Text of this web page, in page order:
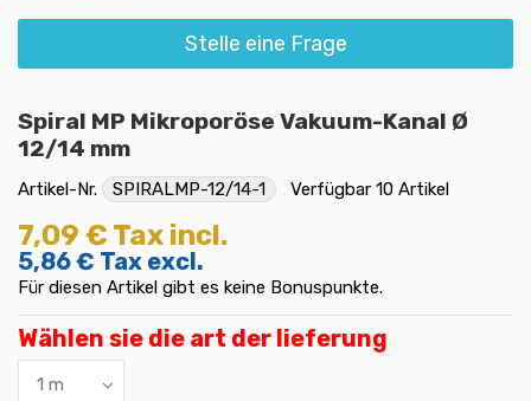
Stelle eine Frage
Spiral MP Mikroporöse Vakuum-Kanal Ø
12/14 mm
Artikel-Nr. SPIRALMP-12/14-1 Verfügbar 10 Artikel
7,09 € Tax incl.
5,86 € Tax excl.
Für diesen Artikel gibt es keine Bonuspunkte.
Wählen sie die art der lieferung